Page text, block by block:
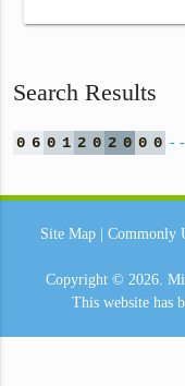
Search Results
0 6 0 1 2 0 2 0 0 0 -
Site Map Commonly
Copyright © 2026.
This website has